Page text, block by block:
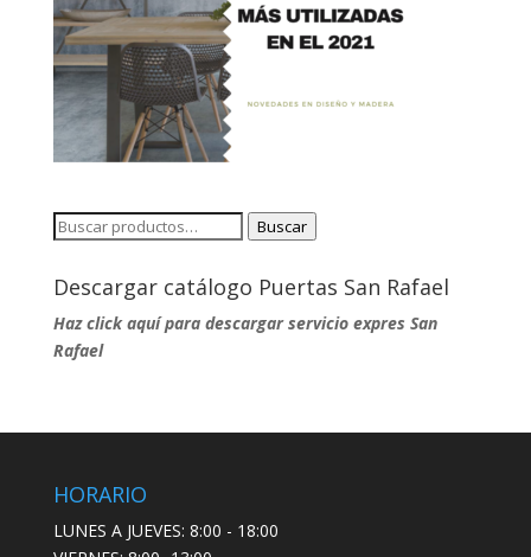
Buscar
Buscar
Descargar catálogo Puertas San Rafael
Haz click aquí para descargar servicio expres San
Rafael
HORARIO
LUNES A JUEVES: 8:00 - 18:00